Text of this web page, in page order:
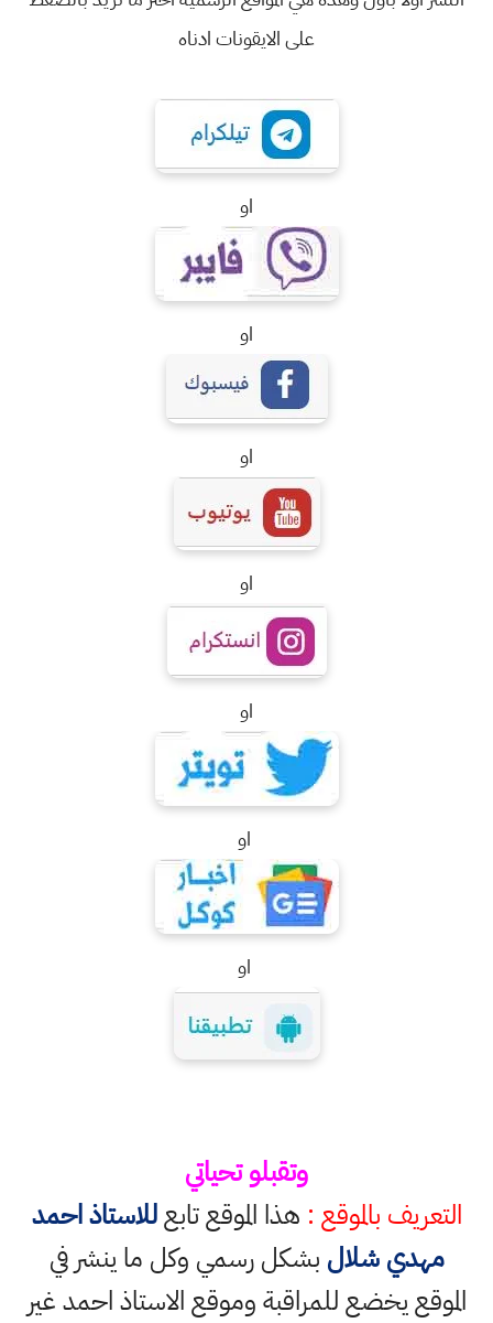
على الايقونات ادناه
او
او
او
او
او
او
او
وتقبلو تحياتي
التعريف بالموقع : هذا الموقع تابعللاستاذ احمد
مهدي شلال بشكل رسمي وكل ما ينشر في
الموقع يخضع للمراقبة وموقع الاستاذ احمد غير